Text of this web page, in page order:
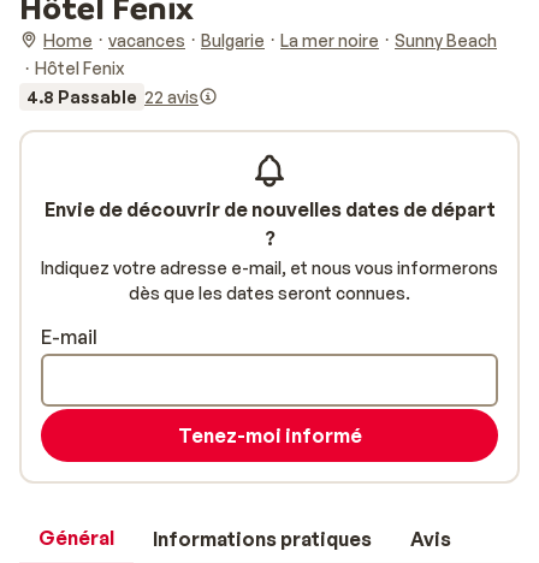
Home vacances Bulgarie La mer noire
Sunny Beach
Hôtel Fenix
4.8 Passable 22 avis
Général Informations pratiques Avis
Envie de découvrir de nouvelles dates de départ
?
Indiquez votre adresse e-mail, et nous vous informerons
dès que les dates seront connues.
E-mail
Tenez-moi informé